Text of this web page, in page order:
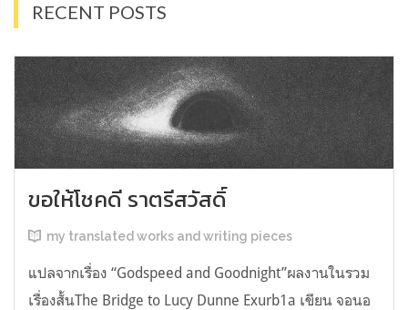
RECENT POSTS
ขอให้โชคดี ราตรีสวัสดิ์
my translated works and writing pieces
แปลจากเรื่อง “Godspeed and Goodnight”ผลงานในรวม
เรื่องสั้นThe Bridge to Lucy Dunne Exurb1a เขียน จอนอ